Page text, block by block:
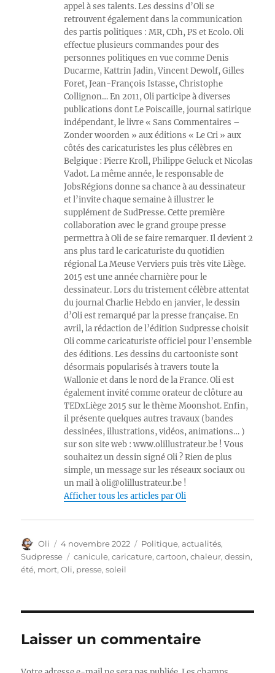
appel à ses talents. Les dessins d’Oli se
retrouvent également dans la communication
des partis politiques : MR, CDh, PS et Ecolo. Oli
effectue plusieurs commandes pour des
personnes politiques en vue comme Denis
Ducarme, Kattrin Jadin, Vincent Dewolf, Gilles
Foret, Jean-François Istasse, Christophe
Collignon… En 2011, Oli participe à diverses
publications dont Le Poiscaille, journal satirique
indépendant, le livre « Sans Commentaires –
Zonder woorden » aux éditions « Le Cri » aux
côtés des caricaturistes les plus célèbres en
Belgique : Pierre Kroll, Philippe Geluck et Nicolas
Vadot. La même année, le responsable de
JobsRégions donne sa chance à au dessinateur
et l’invite chaque semaine à illustrer le
supplément de SudPresse. Cette première
collaboration avec le grand groupe presse
permettra à Oli de se faire remarquer. Il devient 2
ans plus tard le caricaturiste du quotidien
régional La Meuse Verviers puis très vite Liège.
2015 est une année charnière pour le
dessinateur. Lors du tristement célèbre attentat
du journal Charlie Hebdo en janvier, le dessin
d’Oli est remarqué par la presse française. En
avril, la rédaction de l’édition Sudpresse choisit
Oli comme caricaturiste officiel pour l’ensemble
des éditions. Les dessins du cartooniste sont
désormais popularisés à travers toute la
Wallonie et dans le nord de la France. Oli est
également invité comme orateur de clôture au
TEDxLiège 2015 sur le thème Moonshot. Enfin,
il présente quelques autres travaux (bandes
dessinées, illustrations, vidéos, animations… )
sur son site web : www.olillustrateur.be ! Vous
souhaitez un dessin signé Oli ? Rien de plus
simple, un message sur les réseaux sociaux ou
un mail à oli@olillustrateur.be !
Afficher tous les articles par Oli
Auteur
Oli
Publié
le
4 novembre 2022 Catégories
Politique, actualités,
Sudpresse
Étiquettes
canicule,caricature,cartoon,chaleur,dessin,
été, mort,Oli, presse,soleil
Laisser un commentaire